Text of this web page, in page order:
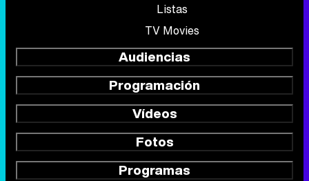
Listas
TV Movies
Audiencias
Programación
Vídeos
Fotos
Programas